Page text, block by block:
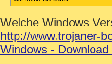
Welche Windows
http://www.trojaner-
Windows -